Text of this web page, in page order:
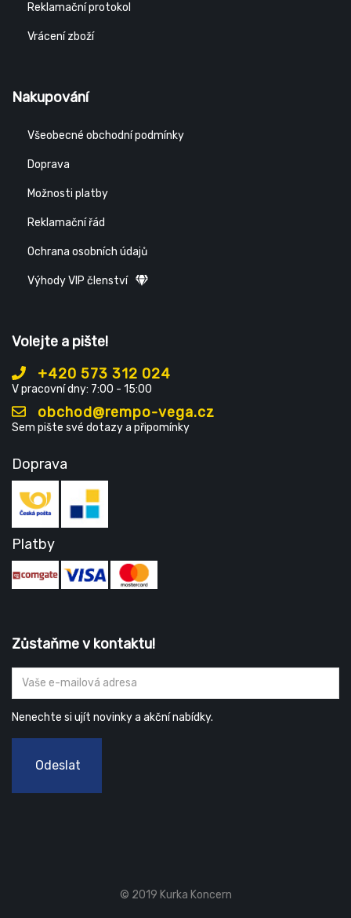
Reklamační protokol
Vrácení zboží
Nakupování
Všeobecné obchodní podmínky
Doprava
Možnosti platby
Reklamační řád
Ochrana osobních údajů
Výhody VIP členství
Volejte a pište!
+420 573 312 024
V pracovní dny: 7:00 - 15:00
obchod@rempo-vega.cz
Sem pište své dotazy a připomínky
Doprava
Platby
Zůstaňme v kontaktu!
Nenechte si ujít novinky a akční nabídky.
Odeslat
© 2019 Kurka Koncern